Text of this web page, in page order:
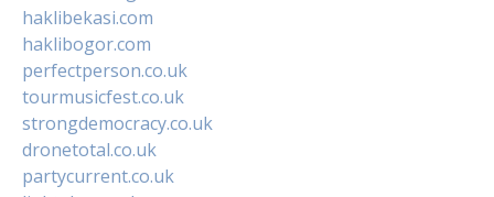
haklibekasi.com
haklibogor.com
perfectperson.co.uk
tourmusicfest.co.uk
strongdemocracy.co.uk
dronetotal.co.uk
partycurrent.co.uk